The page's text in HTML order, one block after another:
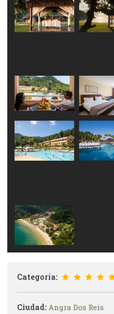
Categoría:
Ciudad: Angra Dos Reis